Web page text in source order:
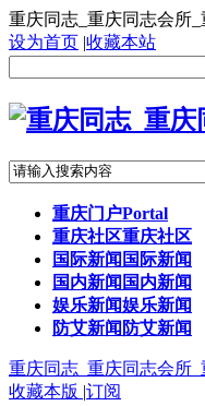
重庆同志_重庆同志会所
设为首页 |收藏本站
重庆门户Portal
重庆社区重庆社区
国际新闻 国际新闻
国内新闻 国内新闻
娱乐新闻娱乐新闻
防艾新闻 防艾新闻
重庆同志_重庆同志会所
收藏本版 |订阅